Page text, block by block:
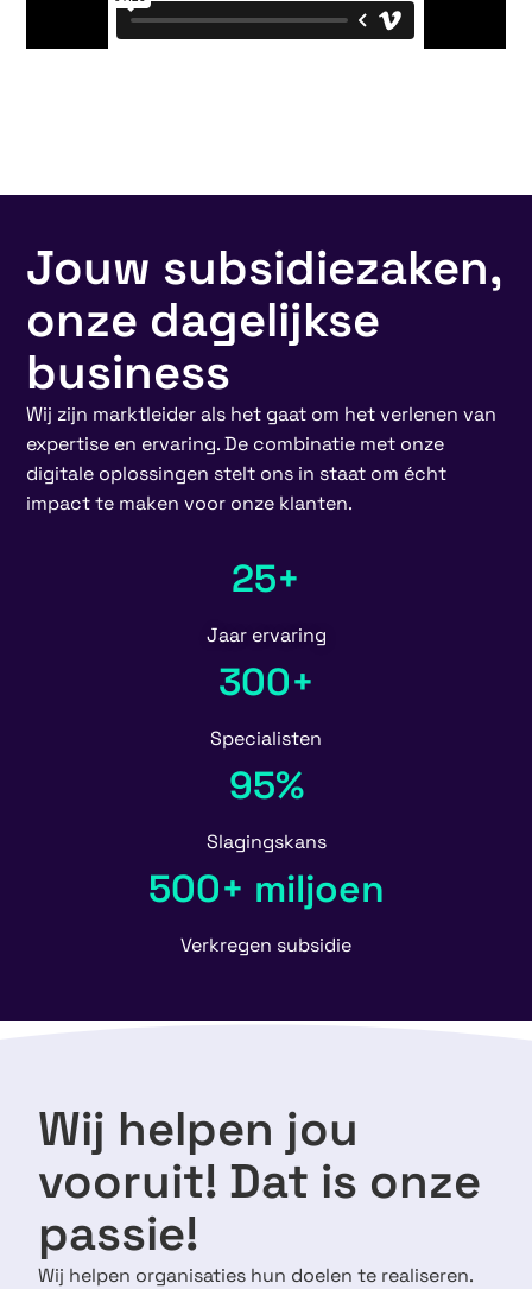
Jouw subsidiezaken,
onze dagelijkse
business
Wij zijn marktleider als het gaat om het verlenen van
expertise en ervaring. De combinatie met onze
digitale oplossingen stelt ons in staat om écht
impact te maken voor onze klanten.
25+
Jaar ervaring
300+
Specialisten
95%
Slagingskans
500+ miljoen
Verkregen subsidie
Wij helpen jou
vooruit! Dat is onze
passie!
Wij helpen organisaties hun doelen te realiseren.